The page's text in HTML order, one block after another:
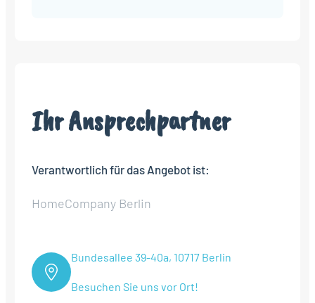
Ihr Ansprechpartner
Verantwortlich für das Angebot ist:
HomeCompany Berlin
Bundesallee 39-40a, 10717 Berlin
Besuchen Sie uns vor Ort!